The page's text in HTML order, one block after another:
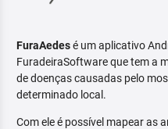
FuraAedesé um aplicativo
FuradeiraSoftware que tem a
de doenças causadas pelo
determinado local.
Com ele é possível mapear as